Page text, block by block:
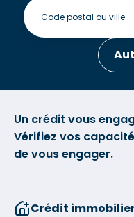
Un crédit vous
Vérifiez vos
de vous engager.
Crédit